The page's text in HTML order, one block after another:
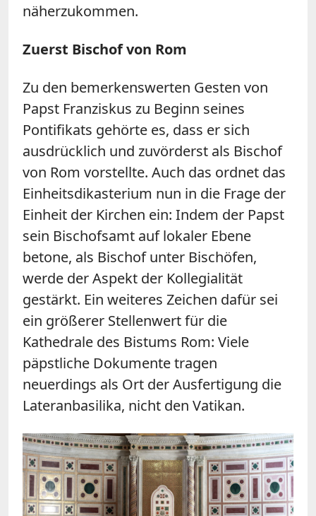
näherzukommen.
Zuerst Bischof von Rom
Zu den bemerkenswerten Gesten von
Papst Franziskus zu Beginn seines
Pontifikats gehörte es, dass er sich
ausdrücklich und zuvörderst als Bischof
von Rom vorstellte. Auch das ordnet das
Einheitsdikasterium nun in die Frage der
Einheit der Kirchen ein: Indem der Papst
sein Bischofsamt auf lokaler Ebene
betone, als Bischof unter Bischöfen,
werde der Aspekt der Kollegialität
gestärkt. Ein weiteres Zeichen dafür sei
ein größerer Stellenwert für die
Kathedrale des Bistums Rom: Viele
päpstliche Dokumente tragen
neuerdings als Ort der Ausfertigung die
Lateranbasilika, nicht den Vatikan.